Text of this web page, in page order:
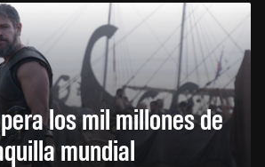
los mil millones de
mundial